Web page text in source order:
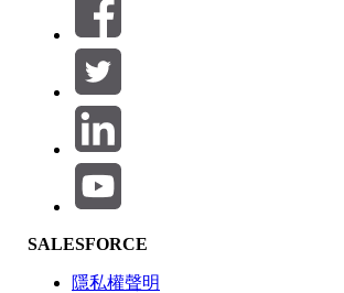
篩選器 (0)
選取篩選
產品區域
功能影響
SALESFORCE
隱私權聲明